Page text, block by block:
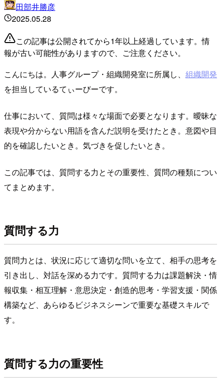
田部井勝彦
2025.05.28
この記事は公開されてから1年以上経過しています。情
報が古い可能性がありますので、ご注意ください。
こんにちは。人事グループ・組織開発室に所属し、 組織開発
を担当しているてぃーびーです。
仕事において、質問は様々な場面で必要となります。曖昧な
表現や分からない用語を含んだ説明を受けたとき。意図や目
的を確認したいとき。気づきを促したいとき。
この記事では、質問する力とその重要性、質問の種類につい
てまとめます。
質問する力
質問力とは、状況に応じて適切な問いを立て、相手の思考を
引き出し、対話を深める力です。質問する力は課題解決・情
報収集・相互理解・意思決定・創造的思考・学習支援・関係
構築など、あらゆるビジネスシーンで重要な基礎スキルで
す。
質問する力の重要性